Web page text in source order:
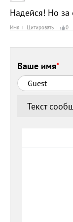
Надейся! Но за
Имя Цитировать 0
Ваше имя*
Текст